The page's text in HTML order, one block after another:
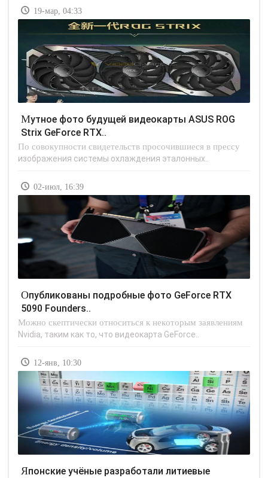
19-мар, 04:33
Мутное фото будущей видеокарты ASUS ROG
Strix GeForce RTX..
По совокупности свидетельств просочившиеся в прессу
изображения системы охлаждения эталонных..
02-июл, 16:39
Опубликованы подробные фото GeForce RTX
5090 Founders..
Можно скептически относиться к некоторым заявлениям
Nvidia, таким как то, что видеокарта GeForce..
12-янв, 10:30
Японские учёные разработали литиевые